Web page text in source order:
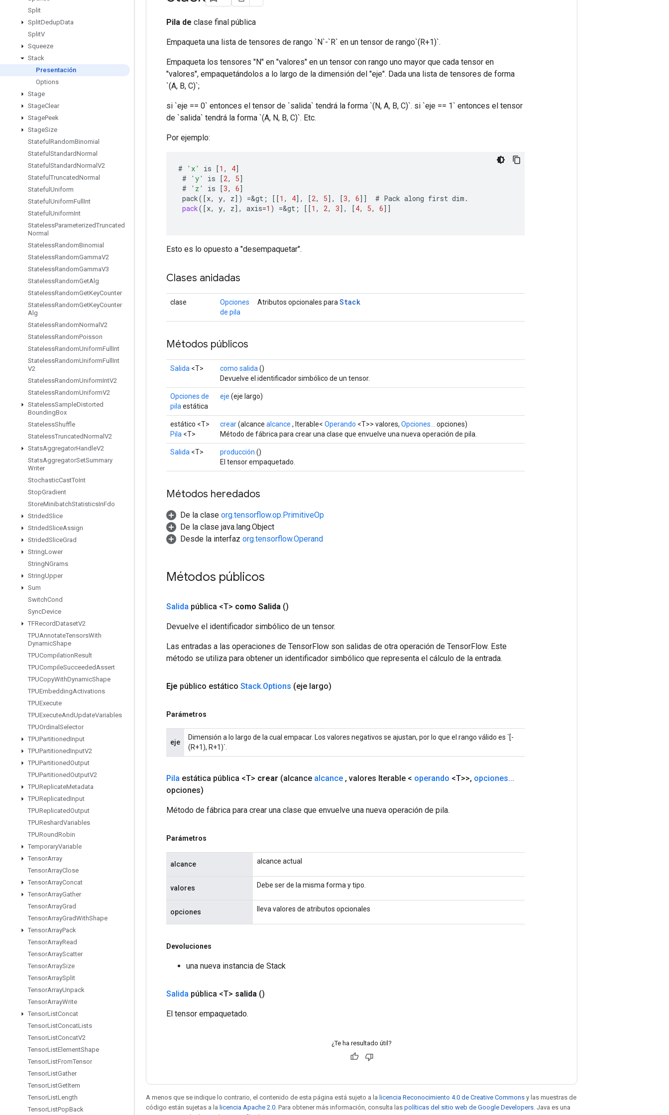
Split
SplitDedupData
SplitV
Squeeze
Stack
Presentación
Options
Stage
StageClear
StagePeek
StageSize
Stateful RandomBinomial
Stateful StandardNormal
Stateful StandardNormal V2
Stateful TruncatedNormal
Stateful Uniform
Stateful UniformFull Int
Stateful UniformInt
StatelessParameterizedTruncated
Normal
StatelessRandomBinomial
StatelessRandomGammaV2
StatelessRandomGammaV3
StatelessRandomGetAlg
StatelessRandomGetKeyCounter
StatelessRandomGetKeyCounter
Alg
StatelessRandomNormal V2
StatelessRandomPoisson
StatelessRandomUniformFull Int
StatelessRandomUniformFull Int
V2
StatelessRandomUniformIntV2
StatelessRandomUniformV2
StatelessSampleDistorted
BoundingBox
StatelessShuffle
StatelessTruncatedNormal V2
StatsAggregatorHandleV2
StatsAggregatorSetSummary
Writer
StochasticCastToInt
StopGradient
StoreMinibatchStatisticsInFdo
StridedSlice
StridedSliceAssign
StridedSliceGrad
StringLower
StringNGrams
StringUpper
Sum
SwitchCond
SyncDevice
TFRecordDatasetV2
TPUAnnotateTensorsWith
DynamicShape
TPUCompilationResult
TPUCompileSucceededAssert
TPUCopyWithDynamicShape
TPUEmbeddingActivations
TPUExecute
TPUExecuteAndUpdateVariables
TPUOrdinal Selector
TPUPartitionedInput
TPUPartitionedInputV2
TPUPartitionedOutput
TPUPartitionedOutputV2
TPUReplicateMetadata
TPUReplicatedInput
TPUReplicatedOutput
TPUReshardVariables
TPURoundRobin
TemporaryVariable
TensorArray
TensorArrayClose
TensorArrayConcat
TensorArrayGather
TensorArrayGrad
TensorArrayGradWithShape
TensorArrayPack
TensorArrayRead
TensorArrayScatter
TensorArraySize
TensorArraySplit
TensorArrayUnpack
TensorArrayWrite
TensorListConcat
TensorListConcatLists
TensorListConcatV2
TensorListElementShape
TensorListFromTensor
TensorListGather
TensorListGetItem
TensorListLength
TensorListPopBack
Pila de clase final pública
Empaqueta una lista de tensores de rango `N`-`R` en un tensor de rango`(R+1)`.
Empaqueta los tensores "N" en "valores" en un tensor con rango uno mayor que cada tensor en
"valores", empaquetándolos a lo largo de la dimensión del "eje". Dada una lista de tensores de forma
`(A, B, C)`;
si `eje == 0` entonces el tensor de `salida` tendrá la forma `(N, A, B, C)`. si `eje == 1` entonces el tensor
de `salida` tendrá la forma `(A, N, B, C)`. Etc.
Por ejemplo:
# 'x' is [1 , 4]
#
'y' is [2, 5]
#
'z' is [3, 6]
pack( [x, y, z] ) =&gt ; [[1 , 4] , [2, 5] , [3, 6]] # Pack along first dim .
pack( [x, y, z] , axis=1 ) =&gt ; [[1 , 2, 3] , [4, 5, 6]]
Esto es lo opuesto a "desempaquetar".
Clases anidadas
clase
Opciones
de pila
Atributos opcionales para Stack
Métodos públicos
Salida <T> como salida ()
Devuelve el identificador simbólico de un tensor.
Opciones de
pila estática
eje (eje largo)
estático <T>
Pila <T>
crear(alcance alcance , Iterable< Operando <T>> valores, Opciones...
opciones)
Método de fábrica para crear una clase que envuelve una nueva operación de pila.
Salida <T> producción ()
El tensor empaquetado.
Métodos heredados
De la clase org.tensorflow.op.PrimitiveOp
De la clase java.lang.Object
Desde la interfaz org.tensorflow.Operand
Métodos públicos
Salida pública <T> como Salida ()
Devuelve el identificador simbólico de un tensor.
Las entradas a las operaciones de TensorFlow son salidas de otra operación de TensorFlow. Este
método se utiliza para obtener un identificador simbólico que representa el cálculo de la entrada.
Eje público estático Stack.Options (eje largo)
Parámetros
eje
Dimensión a lo largo de la cual empacar. Los valores negativos se ajustan, por lo que el rango válido es `[-
(R+1), R+1)`.
Pila estática pública <T> crear (alcance alcance , valores Iterable < operando <T>>, opciones...
opciones)
Método de fábrica para crear una clase que envuelve una nueva operación de pila.
Parámetros
alcance alcance actual
valores Debe ser de la misma forma y tipo.
opciones lleva valores de atributos opcionales
Devoluciones
una nueva instancia de Stack
Salida pública <T> salida ()
El tensor empaquetado.
¿Te ha resultado útil?
A menos que se indique lo contrario, el contenido de esta página está sujeto a la licencia Reconocimiento 4.0 de Creative Commons y las muestras de
código están sujetas a la licencia Apache 2.0 . Para obtener más información, consulta las políticas del sitio web de Google Developers . Java es una